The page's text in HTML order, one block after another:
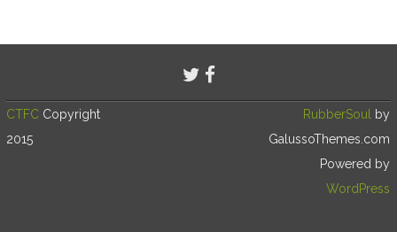
CTFC Copyright
2015
RubberSoul
by
GalussoThemes.com
Powered by
WordPress